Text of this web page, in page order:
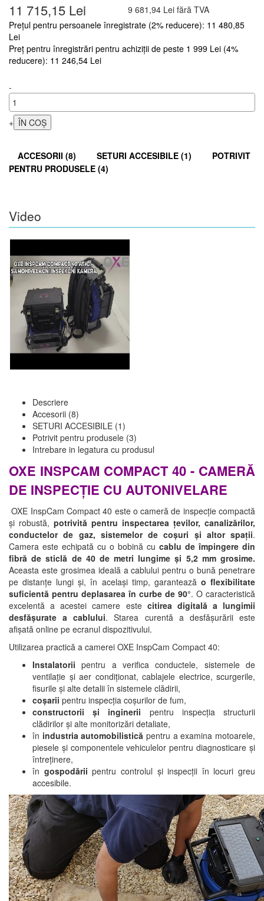
11 715,15 Lei
9 681,94 Lei fără TVA
Prețul pentru persoanele înregistrate (2% reducere): 11 480,85
Lei
Preț pentru înregistrări pentru achiziții de peste 1 999 Lei (4%
reducere): 11 246,54 Lei
-
+
ACCESORII (8) SETURI ACCESIBILE (1)
POTRIVIT
PENTRU PRODUSELE (4)
Video
Descriere
Accesorii (8)
SETURI ACCESIBILE (1)
Potrivit pentru produsele (3)
Intrebare in legatura cu produsul
OXE INSPCAM COMPACT 40 - CAMERĂ
DE INSPECȚIE CU AUTONIVELARE
OXE InspCam Compact 40 este o cameră de inspecție compactă
și robustă, potrivită pentru inspectarea țevilor, canalizărilor,
conductelor de gaz, sistemelor de coșuri și altor spații.
Camera este echipată cu o bobină cu cablu de împingere din
fibră de sticlă de 40 de metri lungime și 5,2 mm grosime.
Aceasta este grosimea ideală a cablului pentru o bună penetrare
pe distanțe lungi și, în același timp, garantează o flexibilitate
suficientă pentru deplasarea în curbe de 90°. O caracteristică
excelentă a acestei camere este citirea digitală a lungimii
desfășurate a cablului. Starea curentă a desfășurării este
afișată online pe ecranul dispozitivului.
Utilizarea practică a camerei OXE InspCam Compact 40:
Instalatoriipentru a verifica conductele, sistemele de
ventilație și aer condiționat, cablajele electrice, scurgerile,
fisurile și alte detalii în sistemele clădirii,
coșarii pentru inspecția coșurilor de fum,
constructorii și inginerii pentru inspecția structurii
clădirilor și alte monitorizări detaliate,
în industria automobilistică pentru a examina motoarele,
piesele și componentele vehiculelor pentru diagnosticare și
întreținere,
în gospodăriipentru controlul și inspecții în locuri greu
accesibile.